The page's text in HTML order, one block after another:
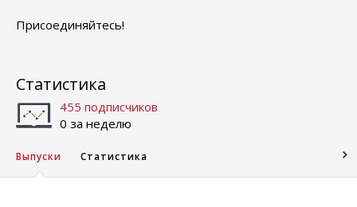
Присоединяйтесь!
Статистика
455 подписчиков
0 за неделю
Выпуски Статистика